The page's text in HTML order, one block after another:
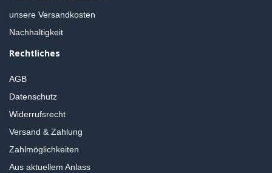
unsere Versandkosten
Nachhaltigkeit
Rechtliches
AGB
Datenschutz
Widerrufsrecht
Versand & Zahlung
Zahlmöglichkeiten
Aus aktuellem Anlass